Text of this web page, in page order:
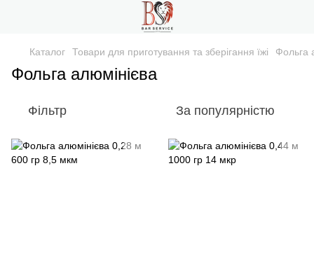
Каталог Товари для приготування та зберігання їжі Фольга
Фольга алюмінієва
Фільтр За популярністю